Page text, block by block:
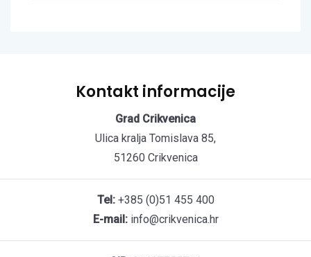
Kontakt informacije
Grad Crikvenica
Ulica kralja Tomislava 85,
51260 Crikvenica
Tel:+385 (0)51 455 400
E-mail:info@crikvenica.hr